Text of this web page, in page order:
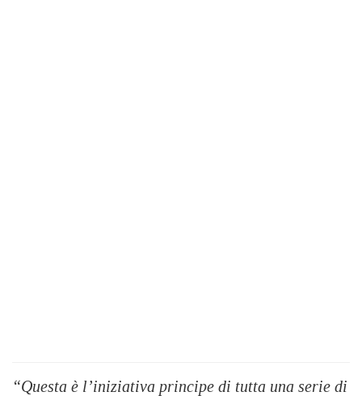
“Questa è l’iniziativa principe di tutta una serie di